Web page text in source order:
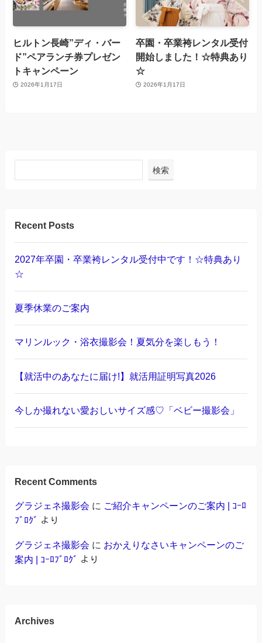
ヒルトン長崎”ディ・バー
ド”ペアランチ券プレゼン
トキャンペーン
2026年1月17日
卒園・卒業袴レンタル受付
開始しました！☆特典あり
☆
2026年1月17日
検索
Recent Posts
2027年卒園・卒業袴レンタル受付中です！☆特典あり
☆
夏季休業のご案内
マリンルック・浴衣撮影会！夏気分を楽しもう！
【就活中のあなたに届け!】就活用証明写真2026
今しか撮れない愛おしいサイズ感♡「ベビー撮影会」
Recent Comments
グラジェネ撮影会 に ご紹介キャンペーンのご案内 | ｺｰﾛ
ﾌﾞﾛｸﾞ より
グラジェネ撮影会 に おかえりなさいキャンペーンのご
案内 | ｺｰﾛﾌﾞﾛｸﾞ より
Archives